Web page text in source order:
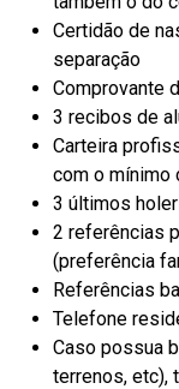
Certidão de
separação
Comprovante
3 recibos de
Carteira
com o mínimo
3 últimos
2 referências
(preferência
Referências
Telefone
Caso possua
terrenos, etc),